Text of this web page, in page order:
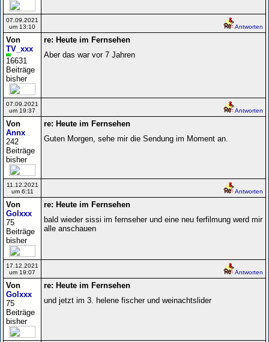
07.09.2021
um 13:10
Antworten
Von
TV_xxx
16631
Beiträge
bisher
re: Heute im Fernsehen
Aber das war vor 7 Jahren
07.09.2021
um 19:37
Antworten
Von
Annx
242
Beiträge
bisher
re: Heute im Fernsehen
Guten Morgen, sehe mir die Sendung im Moment an.
11.12.2021
um 6:11
Antworten
Von
Golxxx
75
Beiträge
bisher
re: Heute im Fernsehen
bald wieder sissi im fernseher und eine neu ferfilmung werd mir
alle anschauen
17.12.2021
um 19:07
Antworten
Von
Golxxx
75
Beiträge
bisher
re: Heute im Fernsehen
und jetzt im 3. helene fischer und weinachtslider